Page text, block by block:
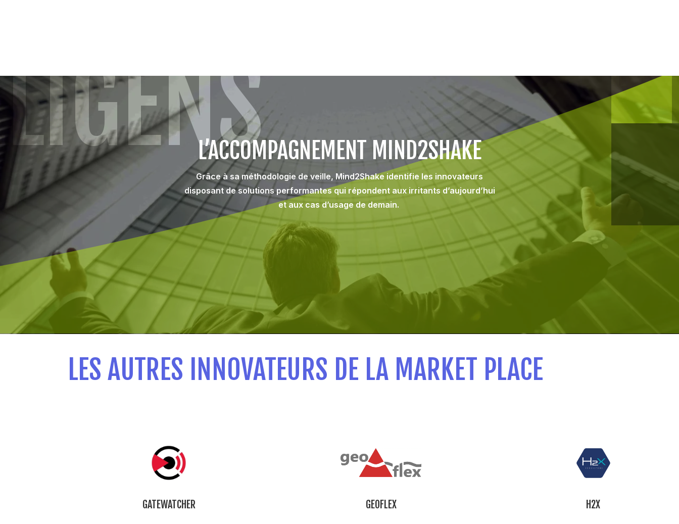
L’ACCOMPAGNEMENT MIND2SHAKE
Grâce à sa méthodologie de veille, Mind2Shake identifie les innovateurs
disposant de solutions performantes qui répondent aux irritants d’aujourd’hui
et aux cas d’usage de demain.
LES AUTRES INNOVATEURS DE LA MARKET PLACE
GATEWATCHER GEOFLEX H2X